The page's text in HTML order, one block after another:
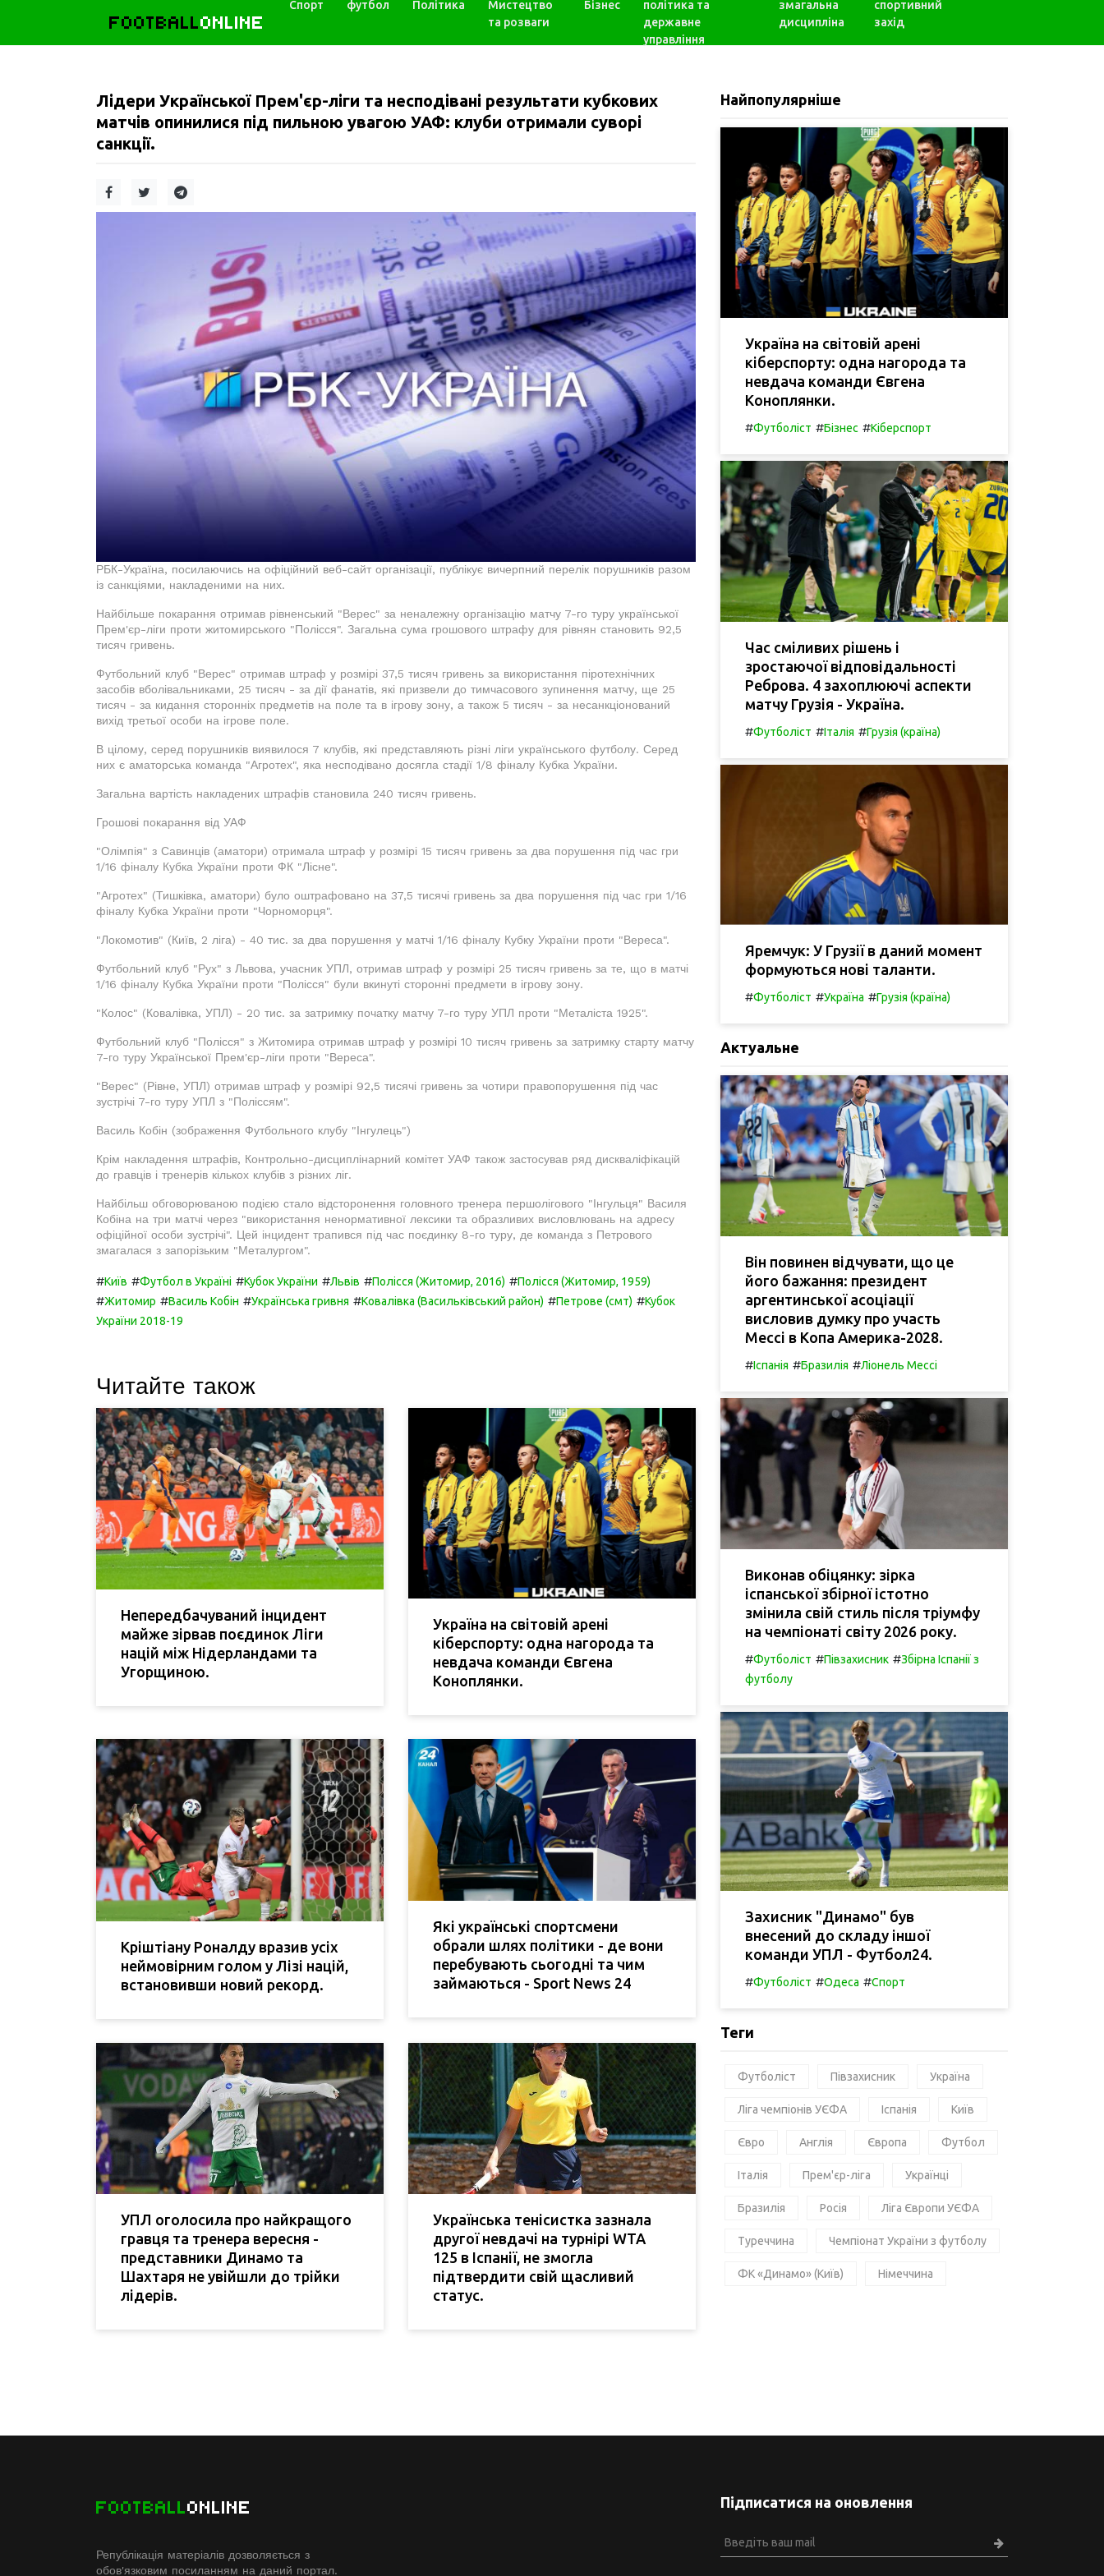
FOOTBALLONLINE
Спорт футбол Політика
Мистецтво
та розваги
Бізнес
політика та
державне
управління
змагальна
дисципліна
спортивний
захід
Лідери Української Прем'єр-ліги та несподівані результати кубкових
матчів опинилися під пильною увагою УАФ: клуби отримали суворі
санкції.
РБК-Україна, посилаючись на офіційний веб-сайт організації, публікує вичерпний перелік порушників разом
із санкціями, накладеними на них.
Найбільше покарання отримав рівненський "Верес" за неналежну організацію матчу 7-го туру української
Прем'єр-ліги проти житомирського "Полісся". Загальна сума грошового штрафу для рівнян становить 92,5
тисяч гривень.
Футбольний клуб "Верес" отримав штраф у розмірі 37,5 тисяч гривень за використання піротехнічних
засобів вболівальниками, 25 тисяч - за дії фанатів, які призвели до тимчасового зупинення матчу, ще 25
тисяч - за кидання сторонніх предметів на поле та в ігрову зону, а також 5 тисяч - за несанкціонований
вихід третьої особи на ігрове поле.
В цілому, серед порушників виявилося 7 клубів, які представляють різні ліги українського футболу. Серед
них є аматорська команда "Агротех", яка несподівано досягла стадії 1/8 фіналу Кубка України.
Загальна вартість накладених штрафів становила 240 тисяч гривень.
Грошові покарання від УАФ
"Олімпія" з Савинців (аматори) отримала штраф у розмірі 15 тисяч гривень за два порушення під час гри
1/16 фіналу Кубка України проти ФК "Лісне".
"Агротех" (Тишківка, аматори) було оштрафовано на 37,5 тисячі гривень за два порушення під час гри 1/16
фіналу Кубка України проти "Чорноморця".
"Локомотив" (Київ, 2 ліга) - 40 тис. за два порушення у матчі 1/16 фіналу Кубку України проти "Вереса".
Футбольний клуб "Рух" з Львова, учасник УПЛ, отримав штраф у розмірі 25 тисяч гривень за те, що в матчі
1/16 фіналу Кубка України проти "Полісся" були вкинуті сторонні предмети в ігрову зону.
"Колос" (Ковалівка, УПЛ) - 20 тис. за затримку початку матчу 7-го туру УПЛ проти "Металіста 1925".
Футбольний клуб "Полісся" з Житомира отримав штраф у розмірі 10 тисяч гривень за затримку старту матчу
7-го туру Української Прем'єр-ліги проти "Вереса".
"Верес" (Рівне, УПЛ) отримав штраф у розмірі 92,5 тисячі гривень за чотири правопорушення під час
зустрічі 7-го туру УПЛ з "Поліссям".
Василь Кобін (зображення Футбольного клубу "Інгулець")
Крім накладення штрафів, Контрольно-дисциплінарний комітет УАФ також застосував ряд дискваліфікацій
до гравців і тренерів кількох клубів з різних ліг.
Найбільш обговорюваною подією стало відсторонення головного тренера першолігового "Інгульця" Василя
Кобіна на три матчі через "використання ненормативної лексики та образливих висловлювань на адресу
офіційної особи зустрічі". Цей інцидент трапився під час поєдинку 8-го туру, де команда з Петрового
змагалася з запорізьким "Металургом".
#Київ #Футбол в Україні #Кубок України #Львів #Полісся (Житомир, 2016) #Полісся (Житомир, 1959)
#Житомир #Василь Кобін #Українська гривня #Ковалівка (Васильківський район) #Петрове (смт) #Кубок
України 2018-19
Читайте також
Непередбачуваний інцидент
майже зірвав поєдинок Ліги
націй між Нідерландами та
Угорщиною.
Україна на світовій арені
кіберспорту: одна нагорода та
невдача команди Євгена
Коноплянки.
Кріштіану Роналду вразив усіх
неймовірним голом у Лізі націй,
встановивши новий рекорд.
Які українські спортсмени
обрали шлях політики - де вони
перебувають сьогодні та чим
займаються - Sport News 24
УПЛ оголосила про найкращого
гравця та тренера вересня -
представники Динамо та
Шахтаря не увійшли до трійки
лідерів.
Українська тенісистка зазнала
другої невдачі на турнірі WTA
125 в Іспанії, не змогла
підтвердити свій щасливий
статус.
Найпопулярніше
Україна на світовій арені
кіберспорту: одна нагорода та
невдача команди Євгена
Коноплянки.
#Футболіст #Бізнес #Кіберспорт
Час сміливих рішень і
зростаючої відповідальності
Реброва. 4 захоплюючі аспекти
матчу Грузія - Україна.
#Футболіст #Італія #Грузія (країна)
Яремчук: У Грузії в даний момент
формуються нові таланти.
#Футболіст #Україна #Грузія (країна)
Актуальне
Він повинен відчувати, що це
його бажання: президент
аргентинської асоціації
висловив думку про участь
Мессі в Копа Америка-2028.
#Іспанія #Бразилія #Ліонель Мессі
Виконав обіцянку: зірка
іспанської збірної істотно
змінила свій стиль після тріумфу
на чемпіонаті світу 2026 року.
#Футболіст #Півзахисник #Збірна Іспанії з
футболу
Захисник "Динамо" був
внесений до складу іншої
команди УПЛ - Футбол24.
#Футболіст #Одеса #Спорт
Теги
Футболіст Півзахисник Україна
Ліга чемпіонів УЄФА Іспанія Київ
Євро Англія Європа Футбол
Італія Прем'єр-ліга Українці
Бразилія Росія Ліга Європи УЄФА
Туреччина Чемпіонат України з футболу
ФК «Динамо» (Київ) Німеччина
FOOTBALLONLINE
Републікація матеріалів дозволяється з
обов'язковим посиланням на даний портал.
Підписатися на оновлення